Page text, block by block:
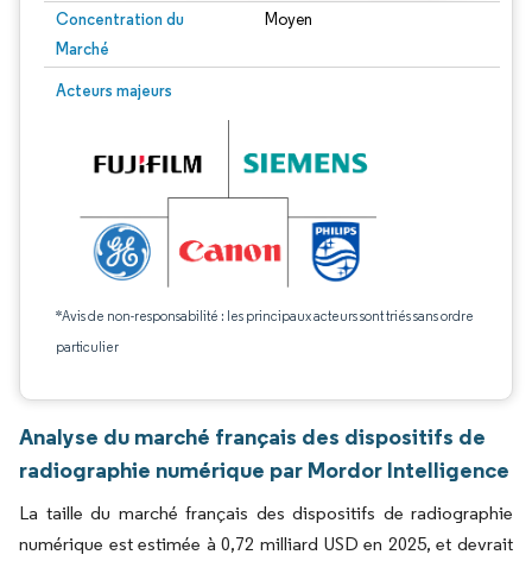
Concentration du
Marché
Moyen
Acteurs majeurs
*Avis de non-responsabilité : les principaux acteurs sont triés sans ordre
particulier
Analyse du marché français des dispositifs de
radiographie numérique par Mordor Intelligence
La taille du marché français des dispositifs de radiographie
numérique est estimée à 0,72 milliard USD en 2025, et devrait